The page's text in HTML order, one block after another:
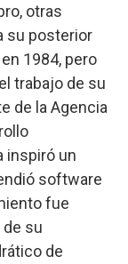
otras
su posterior
1984, pero
trabajo de su
de la Agencia
inspiró un
software
fue
de su
de